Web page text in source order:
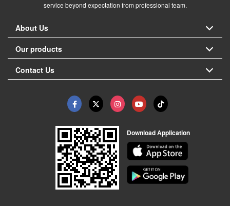
service beyond expectation from professional team.
About Us
Our products
Contact Us
Download Application